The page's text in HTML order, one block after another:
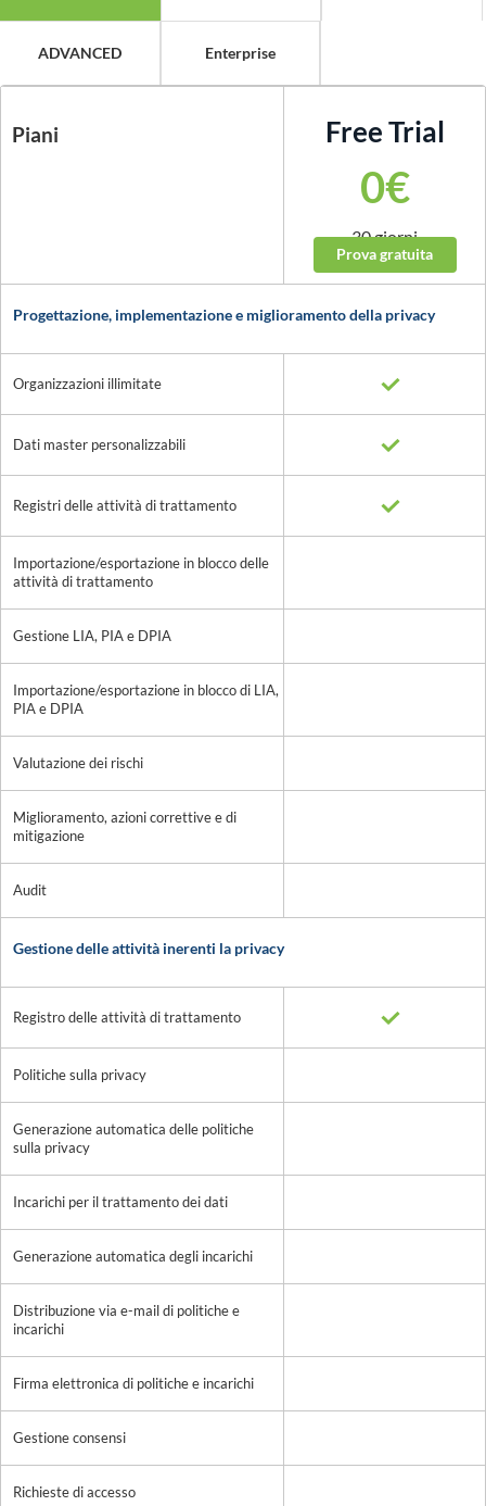
ADVANCED Enterprise
Piani Free Trial
0€
30 giorni
Account: 1
Prova gratuita
Progettazione, implementazione e miglioramento della privacy
Organizzazioni illimitate
Dati master personalizzabili
Registri delle attività di trattamento
Importazione/esportazione in blocco delle
attività di trattamento
Gestione LIA, PIA e DPIA
Importazione/esportazione in blocco di LIA,
PIA e DPIA
Valutazione dei rischi
Miglioramento, azioni correttive e di
mitigazione
Audit
Gestione delle attività inerenti la privacy
Registro delle attività di trattamento
Politiche sulla privacy
Generazione automatica delle politiche
sulla privacy
Incarichi per il trattamento dei dati
Generazione automatica degli incarichi
Distribuzione via e-mail di politiche e
incarichi
Firma elettronica di politiche e incarichi
Gestione consensi
Richieste di accesso